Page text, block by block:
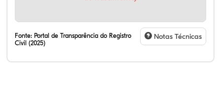
Fonte: Portal de Transparência do Registro
Civil (2025)
Notas Técnicas